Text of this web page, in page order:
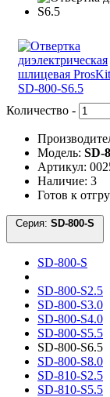
Количество -
Модель: SD-
Артикул:
Наличие: 3
Готов к
Серия:
SD-800-S
SD-800-S2.5
SD-800-S3.0
SD-800-S4.0
SD-800-S5.5
SD-800-S6.5
SD-800-S8.0
SD-810-S2.5
SD-810-S5.5